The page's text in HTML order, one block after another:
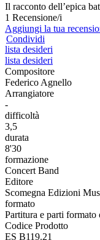
Il racconto dell’epica
1 Recensione/i
Aggiungi la tua
Condividi
lista desideri
lista desideri
Compositore
Federico Agnello
Arrangiatore
-
difficoltà
3,5
durata
8'30
formazione
Concert Band
Editore
Scomegna Edizioni
formato
Partitura e parti formato
Codice Prodotto
ES B119.21